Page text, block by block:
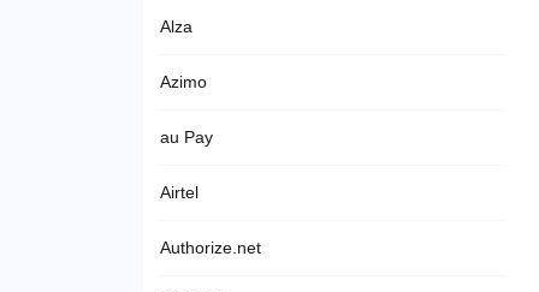
Alza
Azimo
au Pay
Airtel
Authorize.net